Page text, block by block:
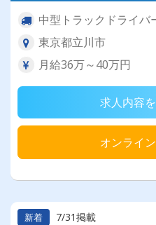
中型トラックドライバ
東京都立川市
月給36万～40万円
求人内容
オンライ
新着 7/31掲載